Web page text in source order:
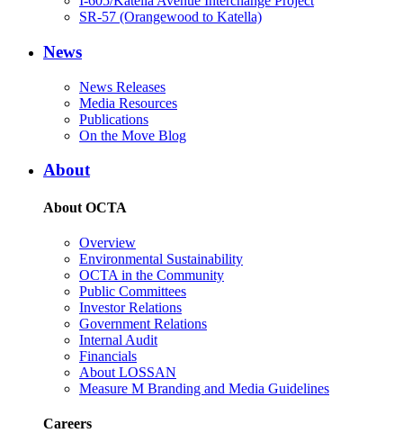
SR-57 (Orangewood to Katella)
News
News Releases
Media Resources
Publications
On the Move Blog
About
About OCTA
Overview
Environmental Sustainability
OCTA in the Community
Public Committees
Investor Relations
Government Relations
Internal Audit
Financials
About LOSSAN
Measure M Branding and Media Guidelines
Careers